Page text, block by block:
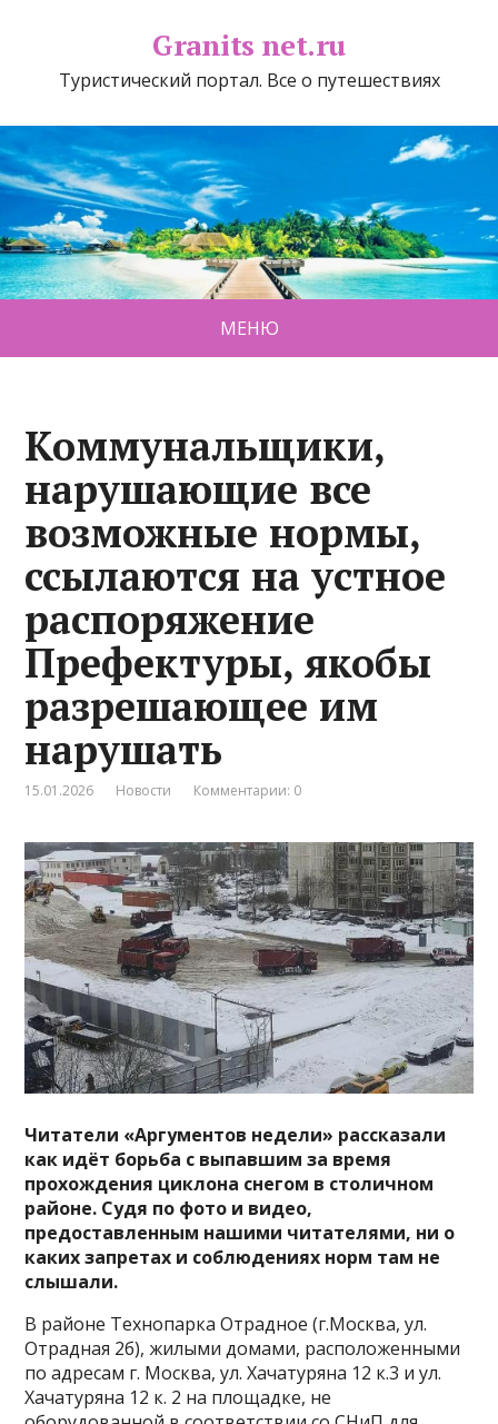
Granits net.ru
Туристический портал. Все о путешествиях
МЕНЮ
Коммунальщики,
нарушающие все
возможные нормы,
ссылаются на устное
распоряжение
Префектуры, якобы
разрешающее им
нарушать
15.01.2026 Новости Комментарии: 0
Читатели «Аргументов недели» рассказали
как идёт борьба с выпавшим за время
прохождения циклона снегом в столичном
районе. Судя по фото и видео,
предоставленным нашими читателями, ни о
каких запретах и соблюдениях норм там не
слышали.
В районе Технопарка Отрадное (г.Москва, ул.
Отрадная 2б), жилыми домами, расположенными
по адресам г. Москва, ул. Хачатуряна 12 к.3 и ул.
Хачатуряна 12 к. 2 на площадке, не